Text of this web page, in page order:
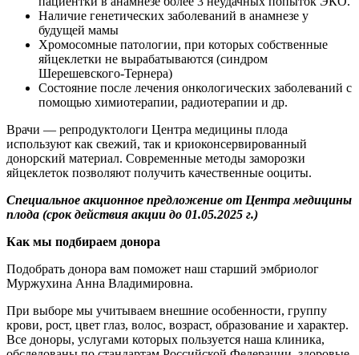
Наличие генетических заболеваний в анамнезе у
будущей мамы
Хромосомные патологии, при которых собственные
яйцеклетки не вырабатываются (синдром
Шерешевского-Тернера)
Состояние после лечения онкологических заболеваний с
помощью химиотерапии, радиотерапии и др.
Врачи — репродуктологи Центра медицины плода
используют как свежий, так и криоконсервированный
донорский материал. Современные методы заморозки
яйцеклеток позволяют получить качественные ооциты.
Специальное акционное предложение от Центра медицины
плода (срок действия акции до 01.05.2025 г.)
Как мы подбираем донора
Подобрать донора вам поможет наш старший эмбриолог
Муржухина Анна Владимировна.
При выборе мы учитываем внешние особенности, группу
крови, рост, цвет глаз, волос, возраст, образование и характер.
Все доноры, услугами которых пользуется наша клиника,